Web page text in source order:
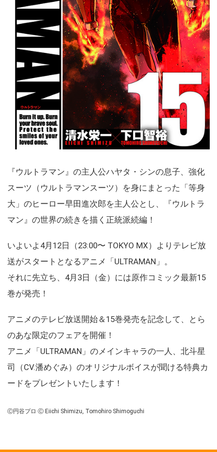
『ウルトラマン』の主人公ハヤタ・シンの息子、強化
スーツ（ウルトラマンスーツ）を身にまとった「等身
大」のヒーロー早田進次郎を主人公とし、『ウルトラ
マン』の世界の続きを描く正統派続編！
いよいよ4月12日（23:00〜 TOKYO MX）よりテレビ放
送がスタートとなるアニメ「ULTRAMAN」。
それに先立ち、4月3日（金）には原作コミック最新15
巻が発売！
アニメのテレビ放送開始＆15巻発売を記念して、とら
のあな限定のフェアを開催！
アニメ「ULTRAMAN」のメインキャラの一人、北斗星
司（CV.潘めぐみ）のオリジナルボイスが聞ける特典カ
ードをプレゼントいたします！
Ⓒ円谷プロ Ⓒ Eiichi Shimizu, Tomohiro Shimoguchi